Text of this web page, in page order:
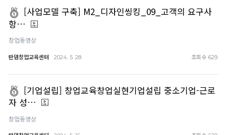
[사업모델 구축] M2_디자인씽킹_09_고객의 요구사
항…
창업동영상
탄뎀창업교육센터 2024. 5. 28 조회수 629
[기업설립] 창업교육창업실현기업설립 중소기업-근로
자 성…
창업동영상